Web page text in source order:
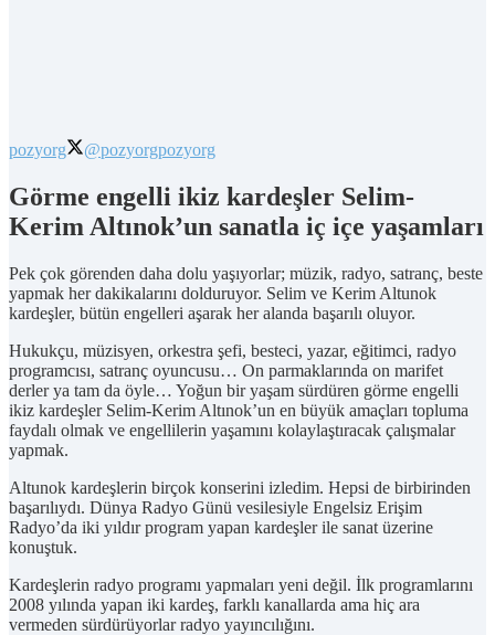
pozyorg @pozyorgpozyorg
Görme engelli ikiz kardeşler Selim-
Kerim Altınok’un sanatla iç içe yaşamları
Pek çok görenden daha dolu yaşıyorlar; müzik, radyo, satranç, beste
yapmak her dakikalarını dolduruyor. Selim ve Kerim Altunok
kardeşler, bütün engelleri aşarak her alanda başarılı oluyor.
Hukukçu, müzisyen, orkestra şefi, besteci, yazar, eğitimci, radyo
programcısı, satranç oyuncusu… On parmaklarında on marifet
derler ya tam da öyle… Yoğun bir yaşam sürdüren görme engelli
ikiz kardeşler Selim-Kerim Altınok’un en büyük amaçları topluma
faydalı olmak ve engellilerin yaşamını kolaylaştıracak çalışmalar
yapmak.
Altunok kardeşlerin birçok konserini izledim. Hepsi de birbirinden
başarılıydı. Dünya Radyo Günü vesilesiyle Engelsiz Erişim
Radyo’da iki yıldır program yapan kardeşler ile sanat üzerine
konuştuk.
Kardeşlerin radyo programı yapmaları yeni değil. İlk programlarını
2008 yılında yapan iki kardeş, farklı kanallarda ama hiç ara
vermeden sürdürüyorlar radyo yayıncılığını.